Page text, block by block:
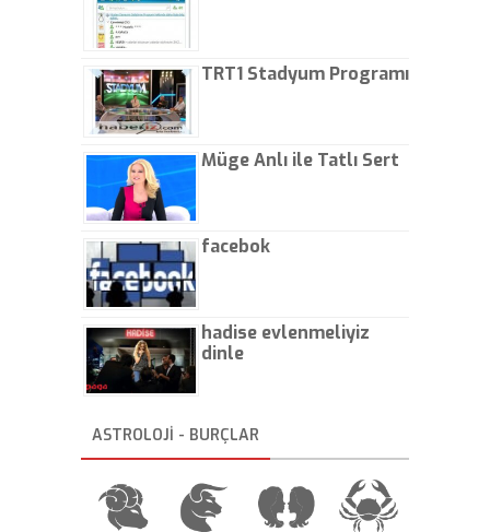
TRT1 Stadyum Programı
Müge Anlı ile Tatlı Sert
facebok
hadise evlenmeliyiz
dinle
ASTROLOJİ - BURÇLAR